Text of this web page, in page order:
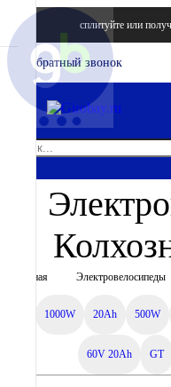
сплитуйте или
Обратный звонок
Главная Электровелосипеды
1000W 20Ah 500W
60V 20Ah GT